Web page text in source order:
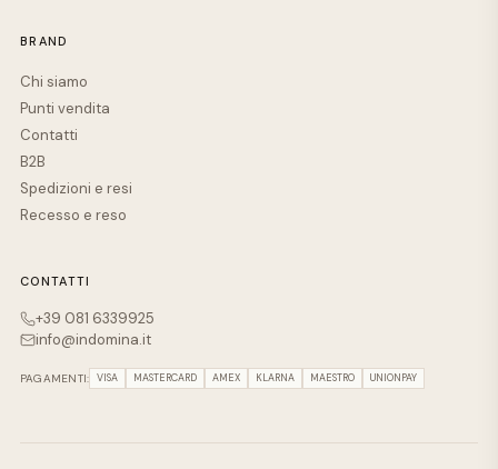
BRAND
Chi siamo
Punti vendita
Contatti
B2B
Spedizioni e resi
Recesso e reso
CONTATTI
+39 081 6339925
info@indomina.it
PAGAMENTI: VISA MASTERCARD AMEX KLARNA MAESTRO UNIONPAY